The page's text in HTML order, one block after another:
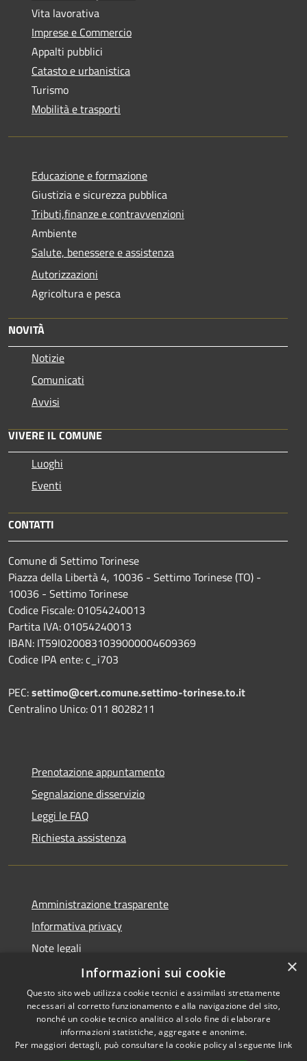
Vita lavorativa
Imprese e Commercio
Appalti pubblici
Catasto e urbanistica
Turismo
Mobilità e trasporti
Educazione e formazione
Giustizia e sicurezza pubblica
Tributi,finanze e contravvenzioni
Ambiente
Salute, benessere e assistenza
Autorizzazioni
Agricoltura e pesca
NOVITÀ
Notizie
Comunicati
Avvisi
VIVERE IL COMUNE
Luoghi
Eventi
CONTATTI
Comune di Settimo Torinese
Piazza della Libertà 4, 10036 - Settimo Torinese (TO) -
10036 - Settimo Torinese
Codice Fiscale: 01054240013
Partita IVA: 01054240013
IBAN: IT59I0200831039000004609369
Codice IPA ente: c_i703
PEC:settimo@cert.comune.settimo-torinese.to.it
Centralino Unico: 011 8028211
Prenotazione appuntamento
Segnalazione disservizio
Leggi le FAQ
Richiesta assistenza
Amministrazione trasparente
Informativa privacy
Note legali
Dichiarazione di accessibilità
RSS
Accessibilità
Copyright © 2026 • Città di
×
Informazioni sui cookie
Questo sito web utilizza cookie tecnici e assimilati strettamente
necessari al corretto funzionamento e alla navigazione del sito,
nonché un cookie tecnico analitico al solo fine di elaborare
informazioni statistiche, aggregate e anonime.
Per maggiori dettagli, può consultare la cookie policy al seguente link